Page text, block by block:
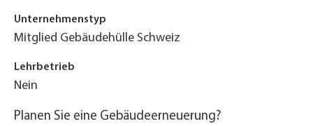
Unternehmenstyp
Mitglied Gebäudehülle Schweiz
Lehrbetrieb
Nein
Planen Sie eine Gebäudeerneuerung?